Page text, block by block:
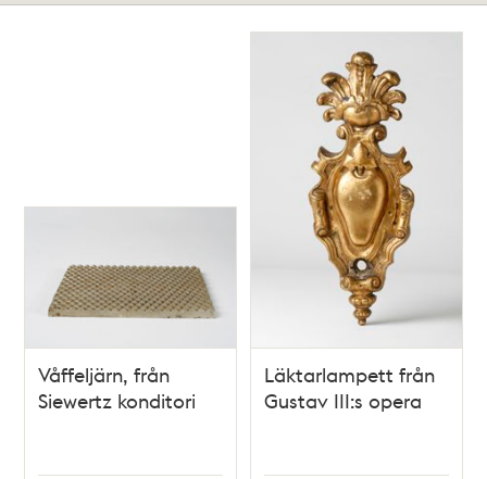
Våffeljärn, från
Siewertz konditori
Läktarlampett från
Gustav III:s opera